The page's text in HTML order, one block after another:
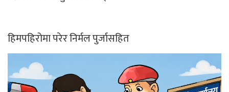
हिमपहिरोमा परेर निर्मल पुर्जासहित